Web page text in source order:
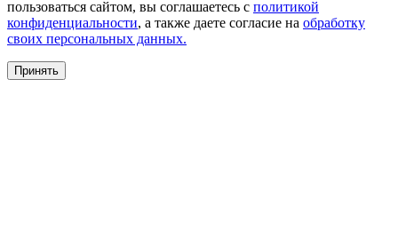
пользоваться сайтом, вы соглашаетесь с политикой
конфиденциальности, а также даете согласие на обработку
своих персональных данных.
Принять